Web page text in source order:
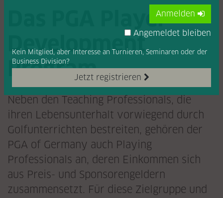
Das PGA Player
Development
Program
Neben den Teaching Professionals, die
ihren Lebensunterhalt vorwiegend durch
Golfunterrichten bestreiten, gehören der
PGA of Germany auch Playing
Professionals an, deren Einkommen sich
aus Preis- und Sponsorengeldern
zusammensetzt. Für diese Zielgruppe und
Jetzt registrieren
Kein Mitglied, aber Interesse an Turnieren, Seminaren oder der
Business Division?
Anmelden
Angemeldet bleiben